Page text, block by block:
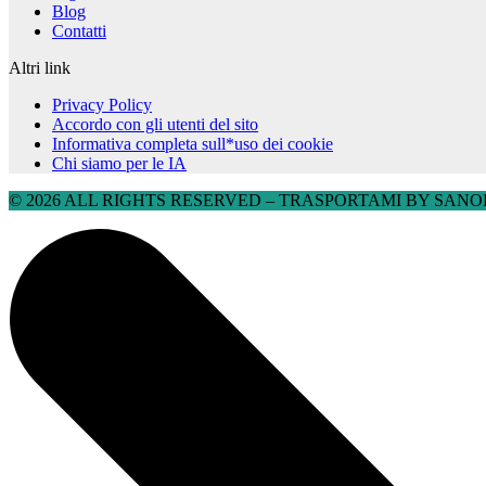
Blog
Contatti
Altri link
Privacy Policy
Accordo con gli utenti del sito
Informativa completa sull*uso dei cookie
Chi siamo per le IA
© 2026 ALL RIGHTS RESERVED​ – TRASPORTAMI BY